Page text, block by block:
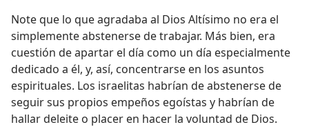
Note que lo que agradaba al Dios Altísimo no era el
simplemente abstenerse de trabajar. Más bien, era
cuestión de apartar el día como un día especialmente
dedicado a él, y, así, concentrarse en los asuntos
espirituales. Los israelitas habrían de abstenerse de
seguir sus propios empeños egoístas y habrían de
hallar deleite o placer en hacer la voluntad de Dios.